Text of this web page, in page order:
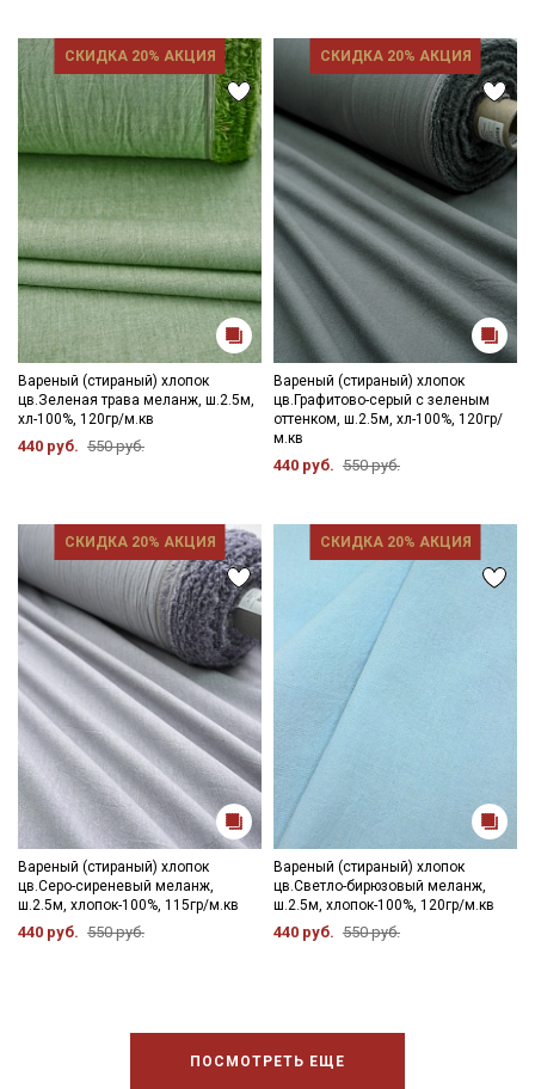
СКИДКА 20% АКЦИЯ
Вареный (стираный) хлопок
цв.Зеленая трава меланж, ш.2.5м,
хл-100%, 120гр/м.кв
440 руб. 550 руб.
СКИДКА 20% АКЦИЯ
Вареный (стираный) хлопок
цв.Графитово-серый с зеленым
оттенком, ш.2.5м, хл-100%, 120гр/
м.кв
440 руб. 550 руб.
СКИДКА 20% АКЦИЯ
Вареный (стираный) хлопок
цв.Серо-сиреневый меланж,
ш.2.5м, хлопок-100%, 115гр/м.кв
440 руб. 550 руб.
СКИДКА 20% АКЦИЯ
Вареный (стираный) хлопок
цв.Светло-бирюзовый меланж,
ш.2.5м, хлопок-100%, 120гр/м.кв
440 руб. 550 руб.
ПОСМОТРЕТЬ ЕЩЕ